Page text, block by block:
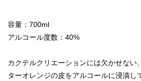
容量：700ml
アルコール度数：40%
カクテルクリエーションには欠かせない
ターオレンジの皮をアルコールに浸漬し